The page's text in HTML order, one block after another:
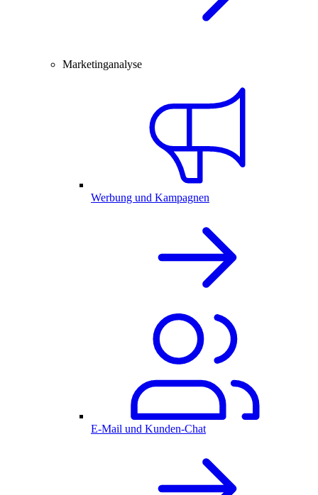
Marketinganalyse
Werbung und Kampagnen
E-Mail und Kunden-Chat